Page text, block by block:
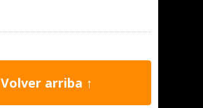
Volver arriba ↑